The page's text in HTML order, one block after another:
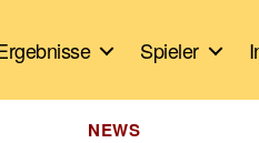
Spieler
Kategorien
NEWS